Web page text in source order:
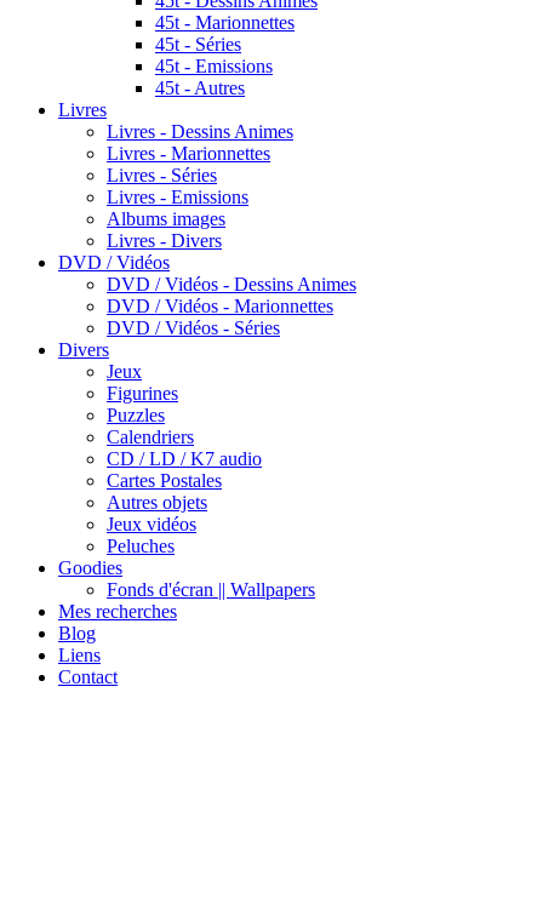
45t - Marionnettes
45t - Séries
45t - Emissions
45t - Autres
Livres
Livres - Dessins Animes
Livres - Marionnettes
Livres - Séries
Livres - Emissions
Albums images
Livres - Divers
DVD / Vidéos
DVD / Vidéos - Dessins Animes
DVD / Vidéos - Marionnettes
DVD / Vidéos - Séries
Divers
Jeux
Figurines
Puzzles
Calendriers
CD / LD / K7 audio
Cartes Postales
Autres objets
Jeux vidéos
Peluches
Goodies
Fonds d'écran || Wallpapers
Mes recherches
Blog
Liens
Contact